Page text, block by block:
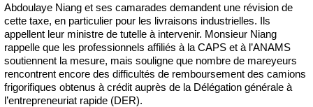
Abdoulaye Niang et ses camarades demandent une révision de
cette taxe, en particulier pour les livraisons industrielles. Ils
appellent leur ministre de tutelle à intervenir. Monsieur Niang
rappelle que les professionnels affiliés à la CAPS et à l’ANAMS
soutiennent la mesure, mais souligne que nombre de mareyeurs
rencontrent encore des difficultés de remboursement des camions
frigorifiques obtenus à crédit auprès de la Délégation générale à
l’entrepreneuriat rapide (DER).